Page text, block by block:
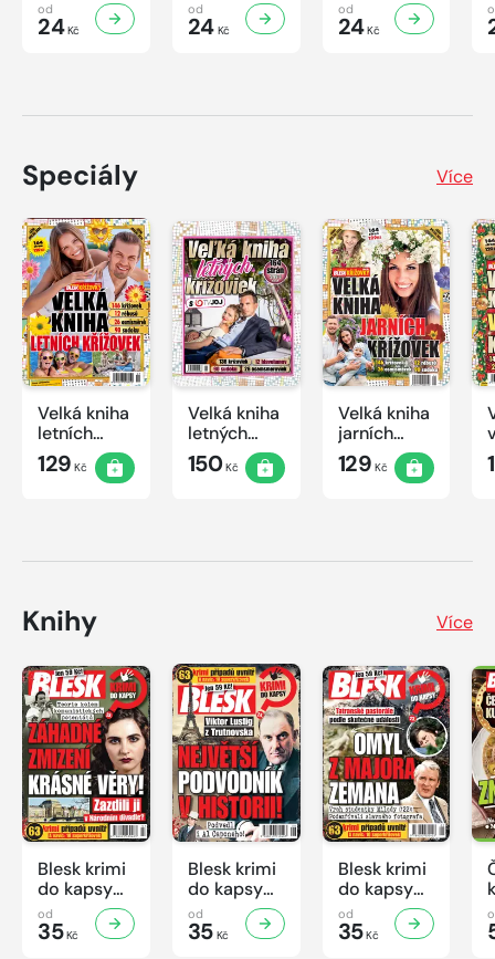
od
24Kč
od
24Kč
od
24Kč
Speciály Více
Velká kniha
letních
křížovek
2026
129 Kč
Velká kniha
letných
krížoviek s
TV JOJ
150Kč
Velká kniha
jarních
křížovek
2026
129 Kč
Knihy Více
Blesk krimi
do kapsy
č.7/2026
od
35Kč
Blesk krimi
do kapsy
č.6/2026
od
35Kč
Blesk krimi
do kapsy
č.5/2026
od
35Kč